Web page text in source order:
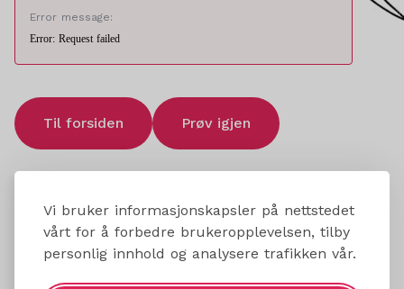
Vi bruker informasjonskapsler på nettstedet
vårt for å forbedre brukeropplevelsen, tilby
personlig innhold og analysere trafikken vår.
Error message:
Error: Request failed
Til forsiden Prøv igjen